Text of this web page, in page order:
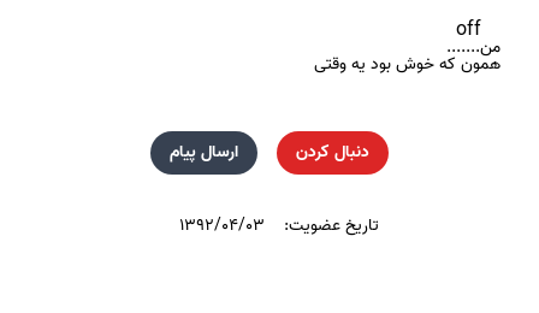
off
من.......
همون که خوش بود یه وقتی
دنبال کردن ارسال پیام
تاریخ عضویت: ۱۳۹۲/۰۴/۰۳